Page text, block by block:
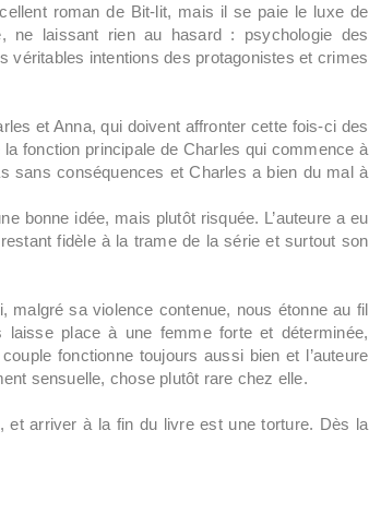
roman de Bit-lit, mais il se paie le luxe de
ne laissant rien au hasard : psychologie des
véritables intentions des protagonistes et crimes
et Anna, qui doivent affronter cette fois-ci des
fonction principale de Charles qui commence à
sans conséquences et Charles a bien du mal à
bonne idée, mais plutôt risquée. L’auteure a eu
fidèle à la trame de la série et surtout son
malgré sa violence contenue, nous étonne au fil
place à une femme forte et déterminée,
fonctionne toujours aussi bien et l’auteure
sensuelle, chose plutôt rare chez elle.
et arriver à la fin du livre est une torture. Dès la